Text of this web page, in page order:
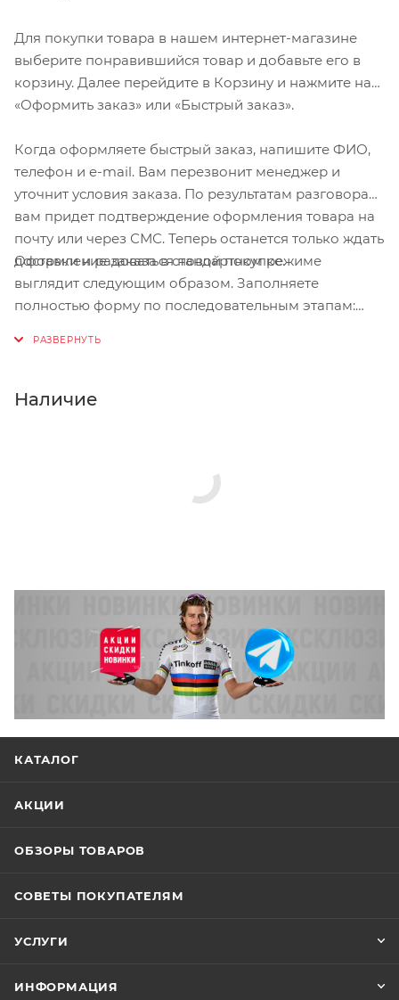
Для покупки товара в нашем интернет-магазине
выберите понравившийся товар и добавьте его в
корзину. Далее перейдите в Корзину и нажмите на
«Оформить заказ» или «Быстрый заказ».
Когда оформляете быстрый заказ, напишите ФИО,
телефон и e-mail. Вам перезвонит менеджер и
уточнит условия заказа. По результатам разговора
вам придет подтверждение оформления товара на
почту или через СМС. Теперь останется только ждать
доставки и радоваться новой покупке.
Оформление заказа в стандартном режиме
выглядит следующим образом. Заполняете
полностью форму по последовательным этапам:
Нажмите кнопку «Оформить заказ».
Наличие
КАТАЛОГ
АКЦИИ
ОБЗОРЫ ТОВАРОВ
СОВЕТЫ ПОКУПАТЕЛЯМ
УСЛУГИ
ИНФОРМАЦИЯ